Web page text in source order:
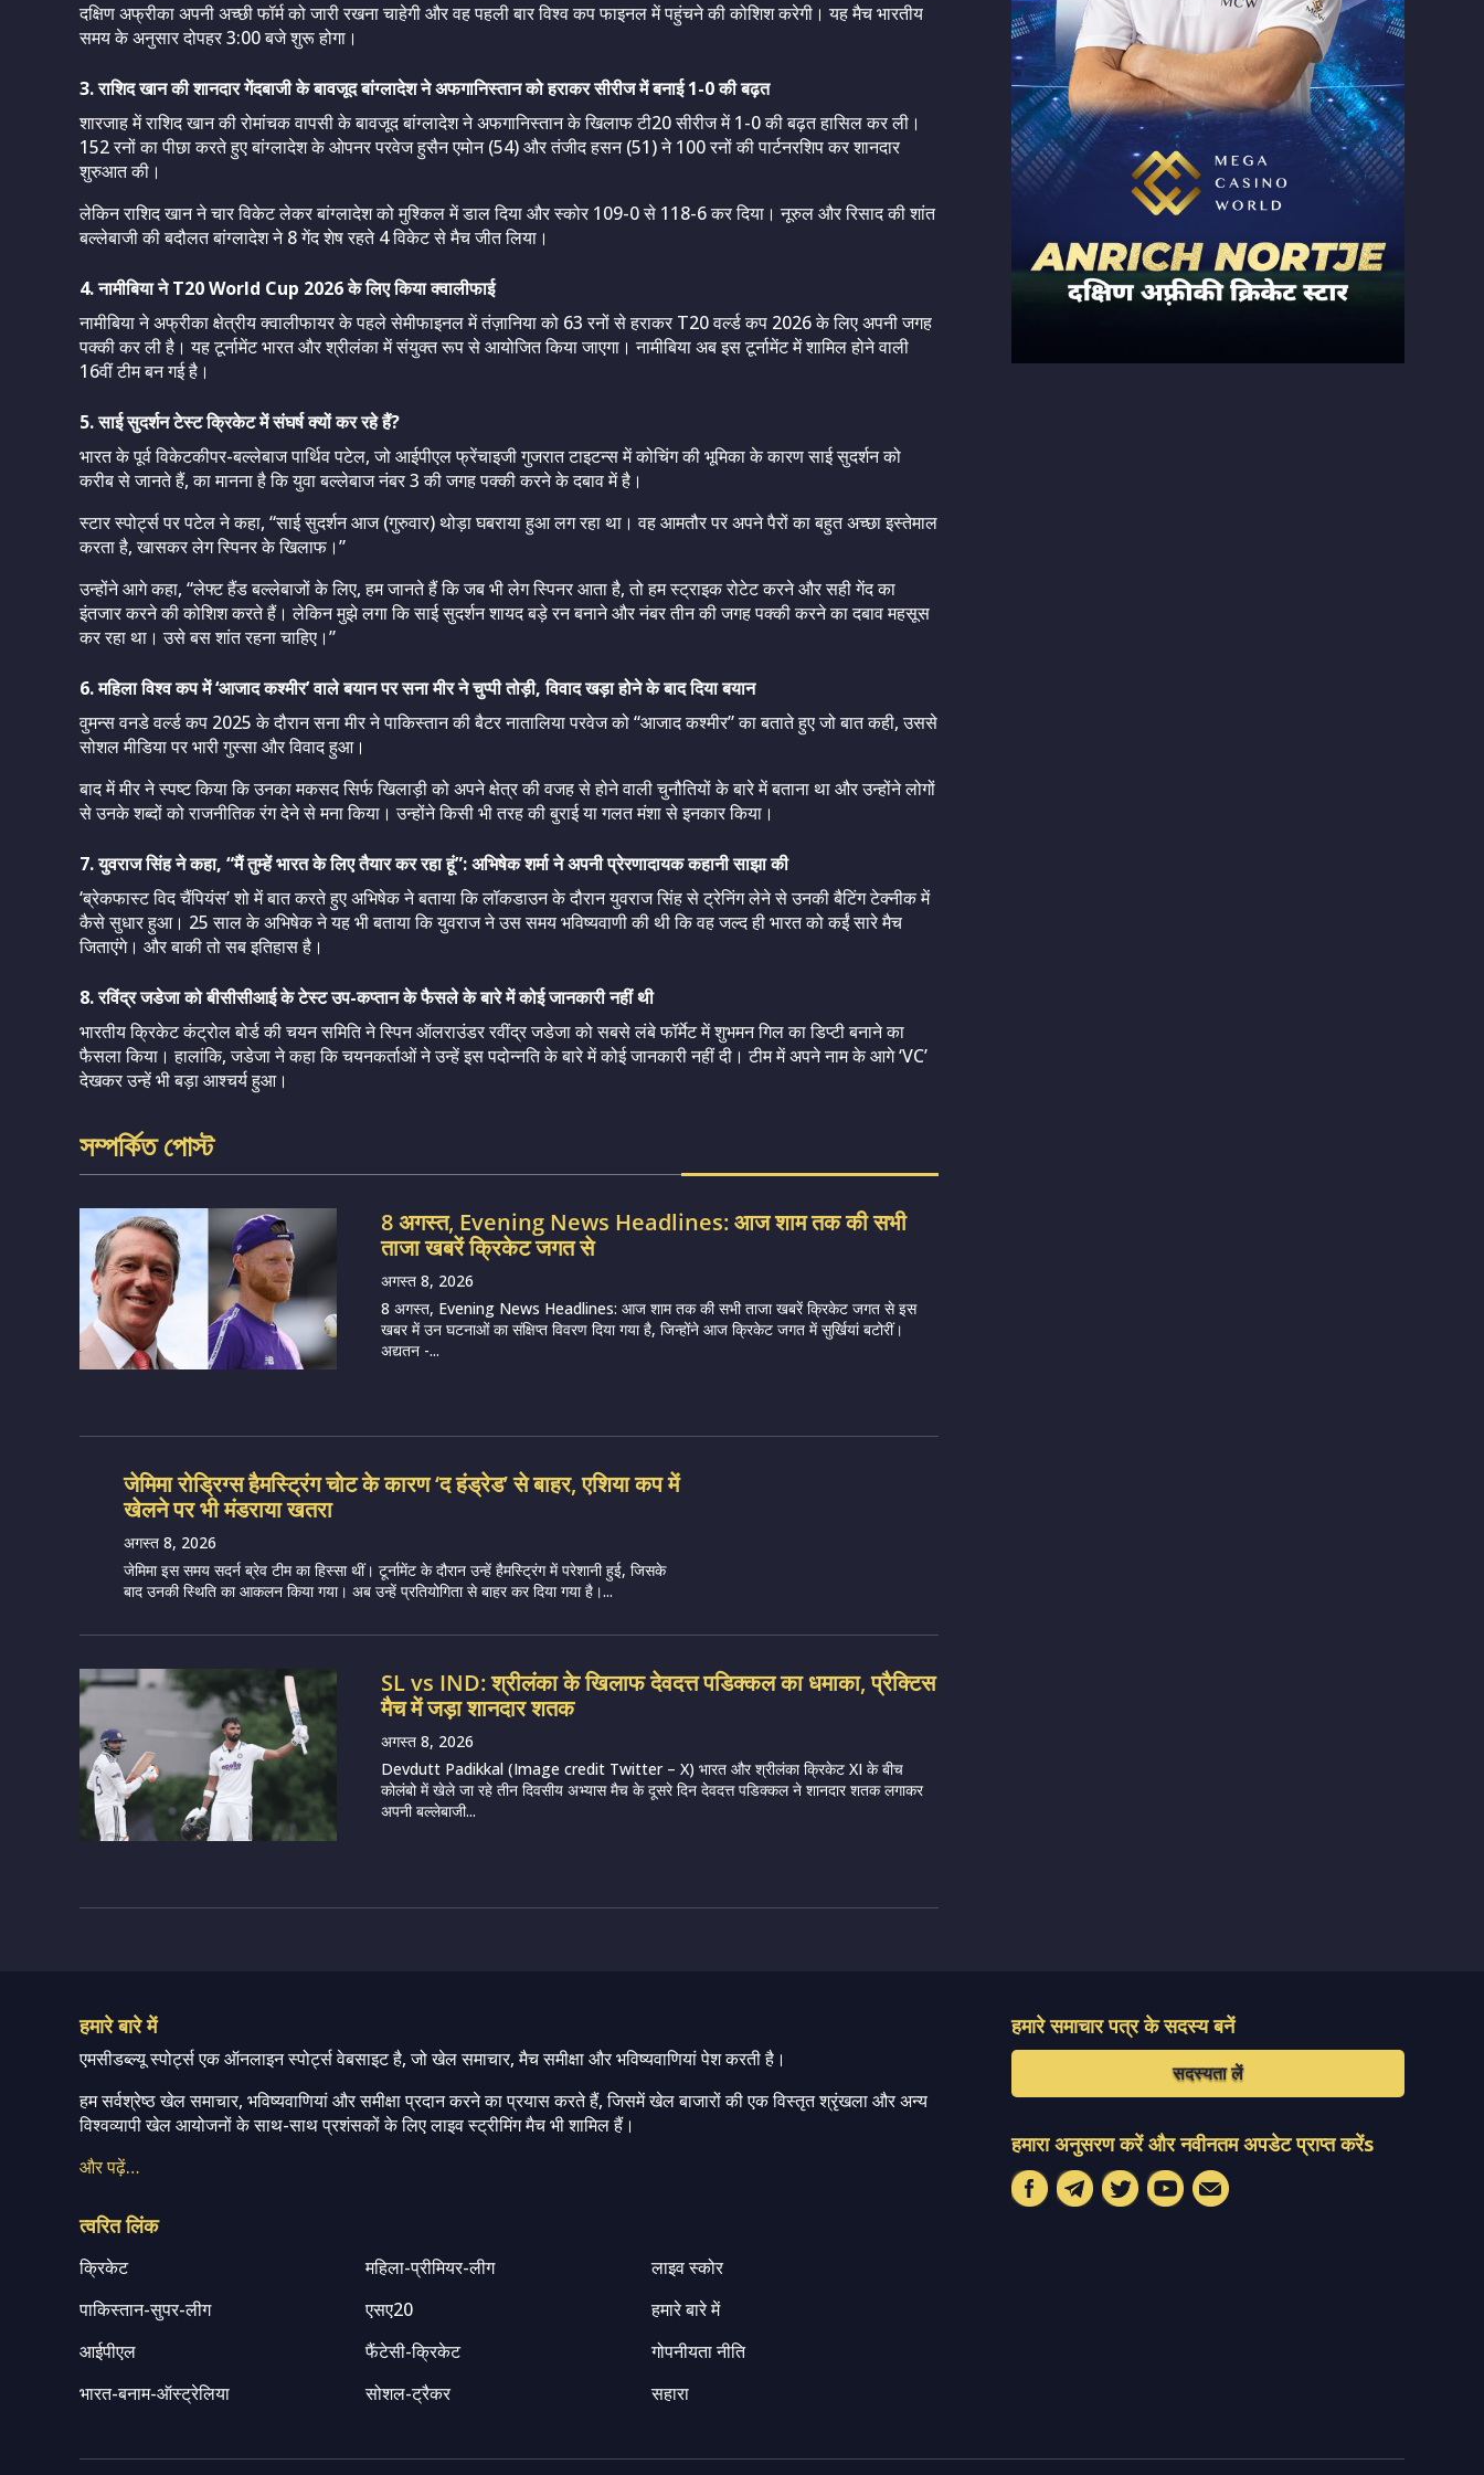
दक्षिण अफ्रीका अपनी अच्छी फॉर्म को जारी रखना चाहेगी और वह पहली बार विश्व कप फाइनल में पहुंचने की कोशिश करेगी। यह मैच भारतीय
समय के अनुसार दोपहर 3:00 बजे शुरू होगा।
3. राशिद खान की शानदार गेंदबाजी के बावजूद बांग्लादेश ने अफगानिस्तान को हराकर सीरीज में बनाई 1-0 की बढ़त
शारजाह में राशिद खान की रोमांचक वापसी के बावजूद बांग्लादेश ने अफगानिस्तान के खिलाफ टी20 सीरीज में 1-0 की बढ़त हासिल कर ली।
152 रनों का पीछा करते हुए बांग्लादेश के ओपनर परवेज हुसैन एमोन (54) और तंजीद हसन (51) ने 100 रनों की पार्टनरशिप कर शानदार
शुरुआत की।
लेकिन राशिद खान ने चार विकेट लेकर बांग्लादेश को मुश्किल में डाल दिया और स्कोर 109-0 से 118-6 कर दिया। नूरुल और रिसाद की शांत
बल्लेबाजी की बदौलत बांग्लादेश ने 8 गेंद शेष रहते 4 विकेट से मैच जीत लिया।
4. नामीबिया ने T20 World Cup 2026 के लिए किया क्वालीफाई
नामीबिया ने अफ्रीका क्षेत्रीय क्वालीफायर के पहले सेमीफाइनल में तंज़ानिया को 63 रनों से हराकर T20 वर्ल्ड कप 2026 के लिए अपनी जगह
पक्की कर ली है। यह टूर्नामेंट भारत और श्रीलंका में संयुक्त रूप से आयोजित किया जाएगा। नामीबिया अब इस टूर्नामेंट में शामिल होने वाली
16वीं टीम बन गई है।
5. साई सुदर्शन टेस्ट क्रिकेट में संघर्ष क्यों कर रहे हैं?
भारत के पूर्व विकेटकीपर-बल्लेबाज पार्थिव पटेल, जो आईपीएल फ्रेंचाइजी गुजरात टाइटन्स में कोचिंग की भूमिका के कारण साई सुदर्शन को
करीब से जानते हैं, का मानना ​​है कि युवा बल्लेबाज नंबर 3 की जगह पक्की करने के दबाव में है।
स्टार स्पोर्ट्स पर पटेल ने कहा, “साई सुदर्शन आज (गुरुवार) थोड़ा घबराया हुआ लग रहा था। वह आमतौर पर अपने पैरों का बहुत अच्छा इस्तेमाल
करता है, खासकर लेग स्पिनर के खिलाफ।”
उन्होंने आगे कहा, “लेफ्ट हैंड बल्लेबाजों के लिए, हम जानते हैं कि जब भी लेग स्पिनर आता है, तो हम स्ट्राइक रोटेट करने और सही गेंद का
इंतजार करने की कोशिश करते हैं। लेकिन मुझे लगा कि साई सुदर्शन शायद बड़े रन बनाने और नंबर तीन की जगह पक्की करने का दबाव महसूस
कर रहा था। उसे बस शांत रहना चाहिए।”
6. महिला विश्व कप में ‘आजाद कश्मीर’ वाले बयान पर सना मीर ने चुप्पी तोड़ी, विवाद खड़ा होने के बाद दिया बयान
वुमन्स वनडे वर्ल्ड कप 2025 के दौरान सना मीर ने पाकिस्तान की बैटर नातालिया परवेज को “आजाद कश्मीर” का बताते हुए जो बात कही, उससे
सोशल मीडिया पर भारी गुस्सा और विवाद हुआ।
बाद में मीर ने स्पष्ट किया कि उनका मकसद सिर्फ खिलाड़ी को अपने क्षेत्र की वजह से होने वाली चुनौतियों के बारे में बताना था और उन्होंने लोगों
से उनके शब्दों को राजनीतिक रंग देने से मना किया। उन्होंने किसी भी तरह की बुराई या गलत मंशा से इनकार किया।
7. युवराज सिंह ने कहा, “मैं तुम्हें भारत के लिए तैयार कर रहा हूं”: अभिषेक शर्मा ने अपनी प्रेरणादायक कहानी साझा की
‘ब्रेकफास्ट विद चैंपियंस’ शो में बात करते हुए अभिषेक ने बताया कि लॉकडाउन के दौरान युवराज सिंह से ट्रेनिंग लेने से उनकी बैटिंग टेक्नीक में
कैसे सुधार हुआ। 25 साल के अभिषेक ने यह भी बताया कि युवराज ने उस समय भविष्यवाणी की थी कि वह जल्द ही भारत को कईं सारे मैच
जिताएंगे। और बाकी तो सब इतिहास है।
8. रविंद्र जडेजा को बीसीसीआई के टेस्ट उप-कप्तान के फैसले के बारे में कोई जानकारी नहीं थी
भारतीय क्रिकेट कंट्रोल बोर्ड की चयन समिति ने स्पिन ऑलराउंडर रवींद्र जडेजा को सबसे लंबे फॉर्मेट में शुभमन गिल का डिप्टी बनाने का
फैसला किया। हालांकि, जडेजा ने कहा कि चयनकर्ताओं ने उन्हें इस पदोन्नति के बारे में कोई जानकारी नहीं दी। टीम में अपने नाम के आगे ‘VC’
देखकर उन्हें भी बड़ा आश्चर्य हुआ।
সম্পর্কিত পোস্ট
8 अगस्त, Evening News Headlines: आज शाम तक की सभी
ताजा खबरें क्रिकेट जगत से
अगस्त 8, 2026
8 अगस्त, Evening News Headlines: आज शाम तक की सभी ताजा खबरें क्रिकेट जगत से इस
खबर में उन घटनाओं का संक्षिप्त विवरण दिया गया है, जिन्होंने आज क्रिकेट जगत में सुर्खियां बटोरीं।
अद्यतन -...
जेमिमा रोड्रिग्स हैमस्ट्रिंग चोट के कारण ‘द हंड्रेड’ से बाहर, एशिया कप में
खेलने पर भी मंडराया खतरा
अगस्त 8, 2026
जेमिमा इस समय सदर्न ब्रेव टीम का हिस्सा थीं। टूर्नामेंट के दौरान उन्हें हैमस्ट्रिंग में परेशानी हुई, जिसके
बाद उनकी स्थिति का आकलन किया गया। अब उन्हें प्रतियोगिता से बाहर कर दिया गया है।...
SL vs IND: श्रीलंका के खिलाफ देवदत्त पडिक्कल का धमाका, प्रैक्टिस
मैच में जड़ा शानदार शतक
अगस्त 8, 2026
Devdutt Padikkal (Image credit Twitter – X) भारत और श्रीलंका क्रिकेट XI के बीच
कोलंबो में खेले जा रहे तीन दिवसीय अभ्यास मैच के दूसरे दिन देवदत्त पडिक्कल ने शानदार शतक लगाकर
अपनी बल्लेबाजी...
हमारे बारे में
एमसीडब्ल्यू स्पोर्ट्स एक ऑनलाइन स्पोर्ट्स वेबसाइट है, जो खेल समाचार, मैच समीक्षा और भविष्यवाणियां पेश करती है।
हम सर्वश्रेष्ठ खेल समाचार, भविष्यवाणियां और समीक्षा प्रदान करने का प्रयास करते हैं, जिसमें खेल बाजारों की एक विस्तृत श्रृंखला और अन्य
विश्वव्यापी खेल आयोजनों के साथ-साथ प्रशंसकों के लिए लाइव स्ट्रीमिंग मैच भी शामिल हैं।
और पढ़ें…
त्वरित लिंक
क्रिकेट महिला-प्रीमियर-लीग
लाइव स्कोर
पाकिस्तान-सुपर-लीग
एसए20
हमारे बारे में
आईपीएल
फैंटेसी-क्रिकेट
गोपनीयता नीति
भारत-बनाम-ऑस्ट्रेलिया
सोशल-ट्रैकर सहारा
हमारे समाचार पत्र के सदस्य बनें
सदस्यता लें
हमारा अनुसरण करें और नवीनतम अपडेट प्राप्त करेंs